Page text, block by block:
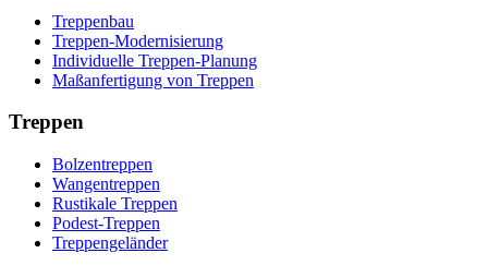
Treppenbau
Treppen-Modernisierung
Individuelle Treppen-Planung
Maßanfertigung von Treppen
Treppen
Bolzentreppen
Wangentreppen
Rustikale Treppen
Podest-Treppen
Treppengeländer